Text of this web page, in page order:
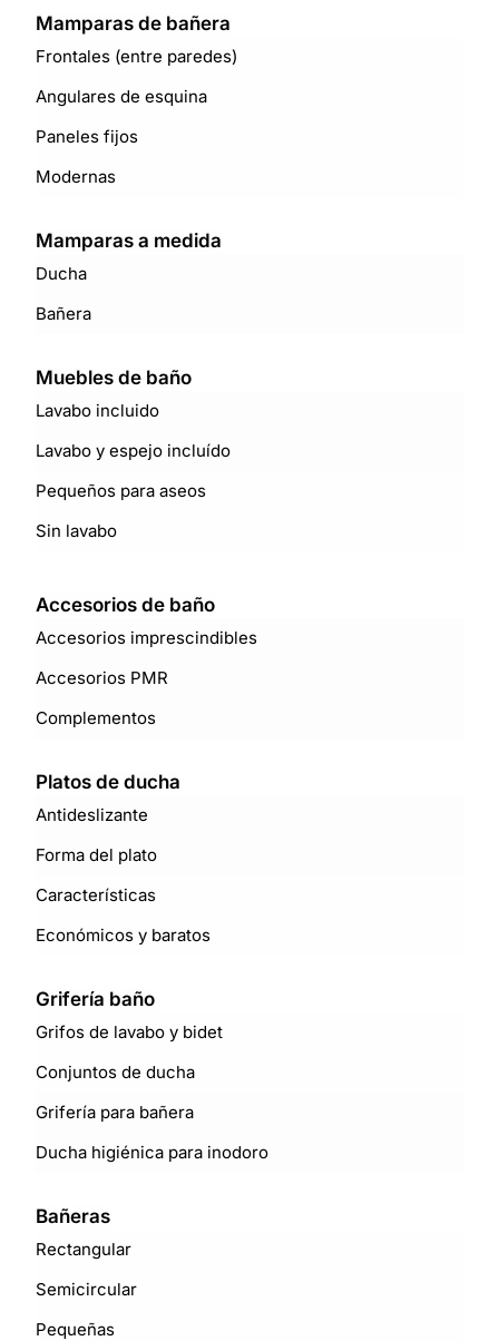
Mamparas de bañera
Frontales (entre paredes)
Angulares de esquina
Paneles fijos
Modernas
Mamparas a medida
Ducha
Bañera
Muebles de baño
Lavabo incluido
Lavabo y espejo incluído
Pequeños para aseos
Sin lavabo
Accesorios de baño
Accesorios imprescindibles
Accesorios PMR
Complementos
Platos de ducha
Antideslizante
Forma del plato
Características
Económicos y baratos
Grifería baño
Grifos de lavabo y bidet
Conjuntos de ducha
Grifería para bañera
Ducha higiénica para inodoro
Bañeras
Rectangular
Semicircular
Pequeñas